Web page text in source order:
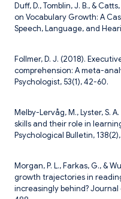
Duff, D., Tomblin, J. B., &
on Vocabulary Growth: A
Speech, Language, and
Follmer, D. J. (2018).
comprehension: A meta-
Psychologist, 53(1), 42-60.
Melby-Lervåg, M., Lyster, S.
skills and their role in
Psychological Bulletin,
Morgan, P. L., Farkas, G., &
growth trajectories in
increasingly behind?